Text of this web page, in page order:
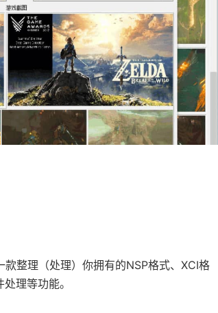
整理（处理）你拥有的NSP格式、XCI格
理等功能。